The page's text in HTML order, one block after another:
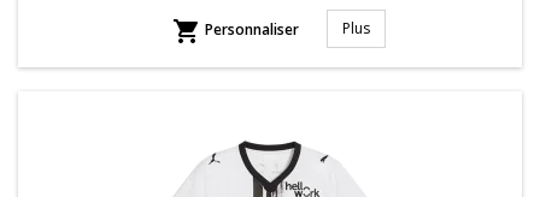
 Personnaliser Plus